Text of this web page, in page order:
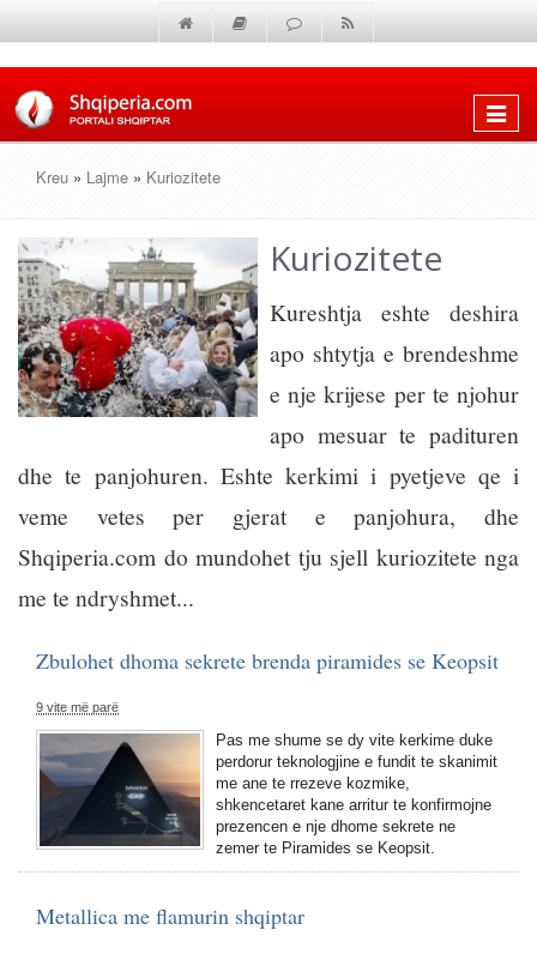
Shfaq
Kreu » Lajme » Kuriozitete
Kuriozitete
Kureshtja eshte deshira
apo shtytja e brendeshme
e nje krijese per te njohur
apo mesuar te padituren
dhe te panjohuren. Eshte kerkimi i pyetjeve qe i
veme vetes per gjerat e panjohura, dhe
Shqiperia.com do mundohet tju sjell kuriozitete nga
me te ndryshmet...
Zbulohet dhoma sekrete brenda piramides se Keopsit
9 vite më parë
Pas me shume se dy vite kerkime duke
perdorur teknologjine e fundit te skanimit
me ane te rrezeve kozmike,
shkencetaret kane arritur te konfirmojne
prezencen e nje dhome sekrete ne
zemer te Piramides se Keopsit.
Metallica me flamurin shqiptar